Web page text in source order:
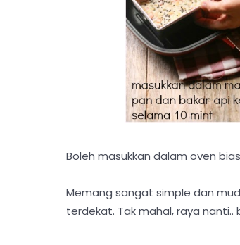
Boleh masukkan dalam oven
Memang sangat simple dan
terdekat. Tak mahal, raya nanti..